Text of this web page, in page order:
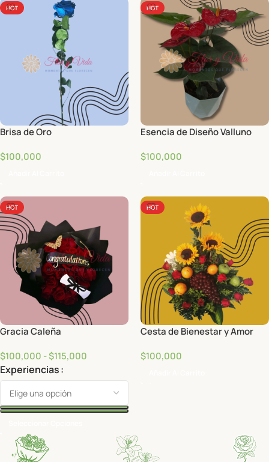
HOT
Brisa de Oro
$100,000
HOT
Esencia de Diseño Valluno
$100,000
HOT
Gracia Caleña
$100,000 -$115,000
Experiencias
HOT
Cesta de Bienestar y Amor
$100,000